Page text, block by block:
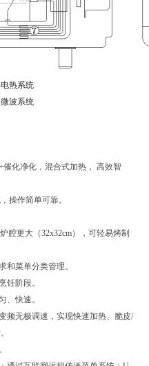
热系统
波系统
化净化，混合式加热， 高效智
操作简单可靠。
腔更大（32x32cm），可轻易烤制
和菜单分类管理。
饪阶段。
、快速。
频无极调速 ，实现快速加热、 脆皮/
。